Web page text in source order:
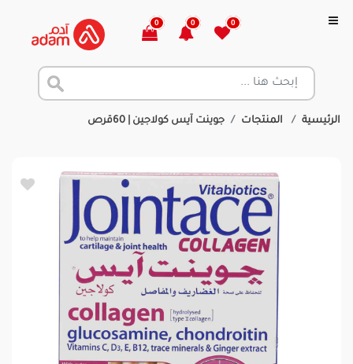
0
0
0
الرئيسية المنتجات جوينت آيس كولاجين | 60قرص